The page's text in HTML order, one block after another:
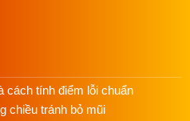
cách tính điểm lỗi chuẩn
chiều tránh bỏ mũi